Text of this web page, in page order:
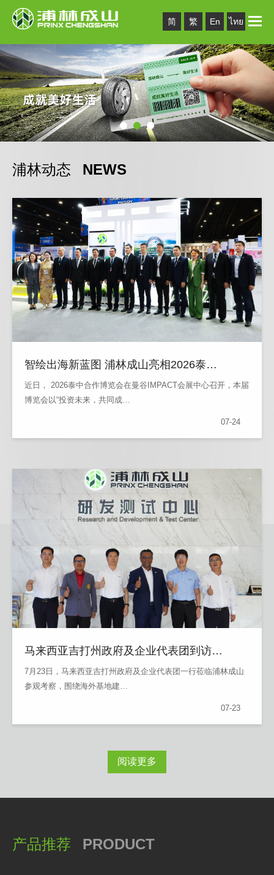
简 繁 En ไทย Toggle
浦林动态 NEWS
智绘出海新蓝图 浦林成山亮相2026泰…
07-24
近日， 2026泰中合作博览会在曼谷IMPACT会展中心召开，本届
博览会以“投资未来，共同成…
马来西亚吉打州政府及企业代表团到访…
07-23
​7月23日，马来西亚吉打州政府及企业代表团一行莅临浦林成山
参观考察，围绕海外基地建…
阅读更多
产品推荐 PRODUCT